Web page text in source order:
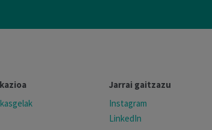
Jarrai gaitzazu
Instagram
LinkedIn